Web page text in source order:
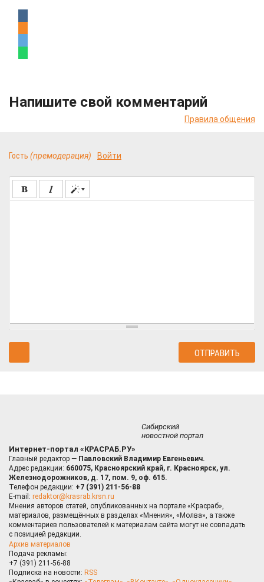
Напишите свой комментарий
Правила общения
Гость (премодерация) Войти
Сибирский
новостной портал
Интернет-портал «КРАСРАБ.РУ»
Главный редактор — Павловский Владимир Евгеньевич.
Адрес редакции: 660075, Красноярский край, г. Красноярск, ул.
Железнодорожников, д. 17, пом. 9, оф. 615.
Телефон редакции: +7 (391) 211-56-88
E-mail: redaktor@krasrab.krsn.ru
Мнения авторов статей, опубликованных на портале «Красраб»,
материалов, размещённых в разделах «Мнения», «Молва», а также
комментариев пользователей к материалам сайта могут не совпадать
с позицией редакции.
Архив материалов
Подача рекламы:
+7 (391) 211-56-88
Подписка на новости: RSS